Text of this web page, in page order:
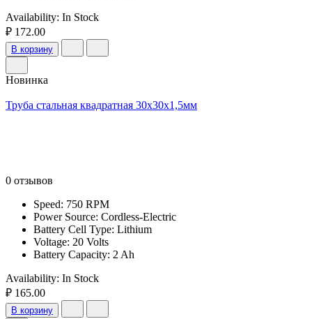
Availability: In Stock
₽ 172.00
В корзину
Новинка
Труба стальная квадратная 30х30х1,5мм
0 отзывов
Speed: 750 RPM
Power Source: Cordless-Electric
Battery Cell Type: Lithium
Voltage: 20 Volts
Battery Capacity: 2 Ah
Availability: In Stock
₽ 165.00
В корзину